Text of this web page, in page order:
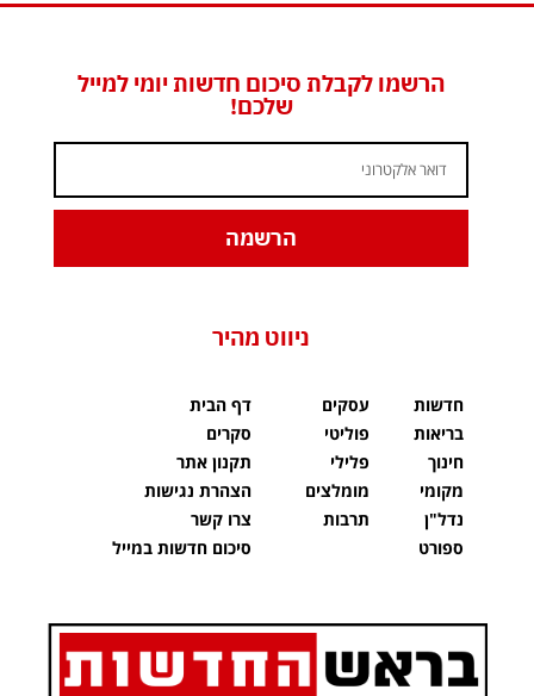
הרשמו לקבלת סיכום חדשות יומי למייל
שלכם!
הרשמה
ניווט מהיר
חדשות
בריאות
חינוך
מקומי
נדל"ן
ספורט
עסקים
פוליטי
פלילי
מומלצים
תרבות
דף הבית
סקרים
תקנון אתר
הצהרת נגישות
צרו קשר
סיכום חדשות במייל